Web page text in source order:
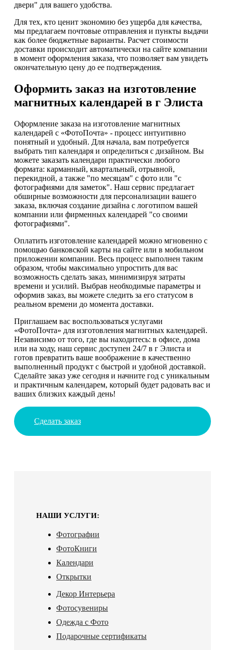
двери" для вашего удобства.
Для тех, кто ценит экономию без ущерба для качества,
мы предлагаем почтовые отправления и пункты выдачи
как более бюджетные варианты. Расчет стоимости
доставки происходит автоматически на сайте компании
в момент оформления заказа, что позволяет вам увидеть
окончательную цену до ее подтверждения.
Оформить заказ на изготовление
магнитных календарей в г Элиста
Оформление заказа на изготовление магнитных
календарей с «ФотоПочта» - процесс интуитивно
понятный и удобный. Для начала, вам потребуется
выбрать тип календаря и определиться с дизайном. Вы
можете заказать календари практически любого
формата: карманный, квартальный, отрывной,
перекидной, а также "по месяцам" с фото или "с
фотографиями для заметок". Наш сервис предлагает
обширные возможности для персонализации вашего
заказа, включая создание дизайна с логотипом вашей
компании или фирменных календарей "со своими
фотографиями".
Оплатить изготовление календарей можно мгновенно с
помощью банковской карты на сайте или в мобильном
приложении компании. Весь процесс выполнен таким
образом, чтобы максимально упростить для вас
возможность сделать заказ, минимизируя затраты
времени и усилий. Выбрав необходимые параметры и
оформив заказ, вы можете следить за его статусом в
реальном времени до момента доставки.
Приглашаем вас воспользоваться услугами
«ФотоПочта» для изготовления магнитных календарей.
Независимо от того, где вы находитесь: в офисе, дома
или на ходу, наш сервис доступен 24/7 в г Элиста и
готов превратить ваше воображение в качественно
выполненный продукт с быстрой и удобной доставкой.
Сделайте заказ уже сегодня и начните год с уникальным
и практичным календарем, который будет радовать вас и
ваших близких каждый день!
Сделать заказ
НАШИ УСЛУГИ:
Фотографии
ФотоКниги
Календари
Открытки
Декор Интерьера
Фотосувениры
Одежда с Фото
Подарочные сертификаты